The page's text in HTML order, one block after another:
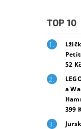
TOP 10
52 Kč
a
399